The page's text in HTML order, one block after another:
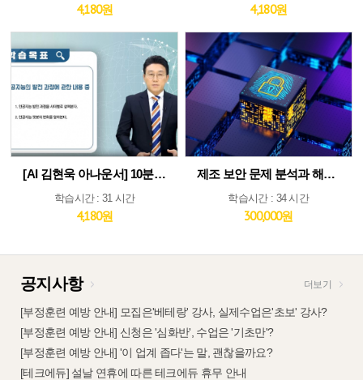
4,180원 4,180원
[AI 김현욱 아나운서] 10분이면 따라하는 직장인 ChatGPT 바이블
학습시간 : 31 시간
4,180원
제조 보안 문제 분석과 해법 : IEC 62443 분석 및 구축 전략 집중 분석
학습시간 : 34 시간
300,000원
공지사항 더보기
[부정훈련 예방 안내] 모집은'베테랑' 강사, 실제수업은'초보' 강사?
[부정훈련 예방 안내] 신청은 '심화반', 수업은 '기초만'?
[부정훈련 예방 안내] '이 업계 좁다'는 말, 괜찮을까요?
[테크에듀] 설날 연휴에 따른 테크에듀 휴무 안내